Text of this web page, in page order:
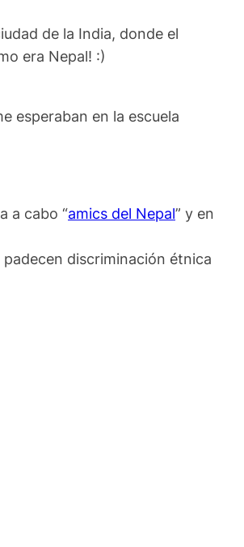
de la India, donde el
era Nepal! :)
esperaban en la escuela
a cabo “amics del Nepal” y en
discriminación étnica